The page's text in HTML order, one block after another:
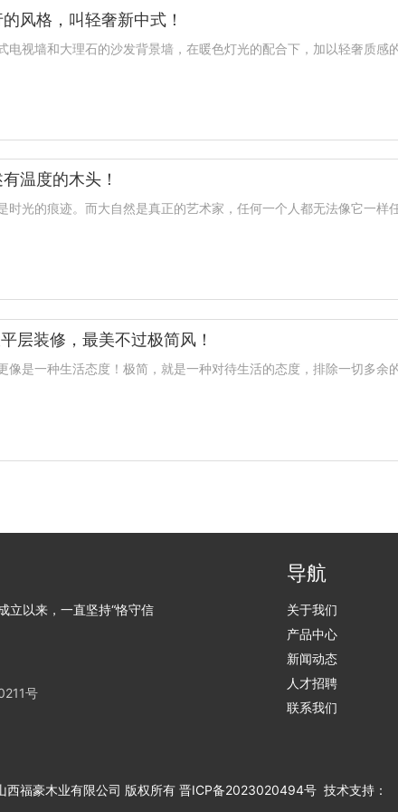
风格，叫轻奢新中式！
电视墙和大理石的沙发背景墙，在暖色灯光的配合下，加以轻奢质
温度的木头！
时光的痕迹。而大自然是真正的艺术家，任何一个人都无法像它一
层装修，最美不过极简风！
像是一种生活态度！极简，就是一种对待生活的态度，排除一切多
立以来，一直坚持“恪守信
号
导航
关于我们
产品中心
新闻动态
人才招聘
联系我们
西福豪木业有限公司 版权所有 晋ICP备2023020494号 技术支持：